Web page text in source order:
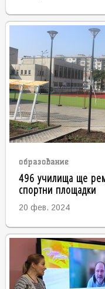
образование
496 училища ще
спортни площадки
20 фев. 2024